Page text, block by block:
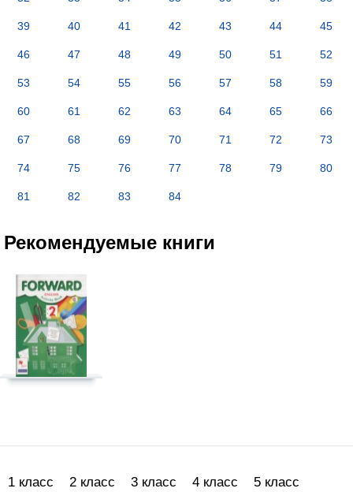
39 40 41 42 43 44 45
46 47 48 49 50 51 52
53 54 55 56 57 58 59
60 61 62 63 64 65 66
67 68 69 70 71 72 73
74 75 76 77 78 79 80
81 82 83 84
Рекомендуемые книги
1 класс 2 класс 3 класс 4 класс 5 класс